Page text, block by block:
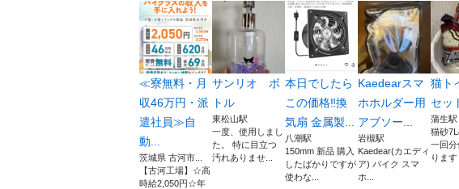
≪寮無料・月
収46万円・派
遣社員≫自
動...
茨城県 古河市...
【古河工場】☆高
時給2,050円☆年
サンリオ ボ
トル
東松山駅
一度、使用しまし
た。 特に目立つ
汚れありませ...
本日でしたら
この価格‼️換
気扇 金属製...
八潮駅
150mm 新品 購入
したばかりですが
使わな...
Kaedearスマ
ホホルダー用
アブソー...
岩槻駅
Kaedear(カエディ
ア) バイク スマ
ホ...
猫ト
セッ
蒲生駅
猫砂7L
一回分
ります